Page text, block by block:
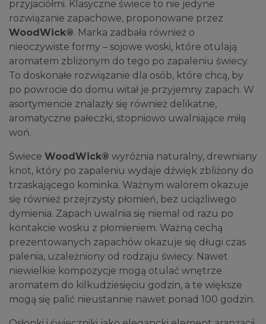
przyjaciółmi. Klasyczne świece to nie jedyne
rozwiązanie zapachowe, proponowane przez
WoodWick®. Marka zadbała również o
nieoczywiste formy – sojowe woski, które otulają
aromatem zbliżonym do tego po zapaleniu świecy.
To doskonałe rozwiązanie dla osób, które chcą, by
po powrocie do domu witał je przyjemny zapach. W
asortymencie znalazły się również delikatne,
aromatyczne pałeczki, stopniowo uwalniające miłą
woń.
Świece WoodWick® wyróżnia naturalny, drewniany
knot, który po zapaleniu wydaje dźwięk zbliżony do
trzaskającego kominka. Ważnym walorem okazuje
się również przejrzysty płomień, bez uciążliwego
dymienia. Zapach uwalnia się niemal od razu po
kontakcie wosku z płomieniem. Ważną cechą
prezentowanych zapachów okazuje się długi czas
palenia, uzależniony od rodzaju świecy. Nawet
niewielkie kompozycje mogą otulać wnętrze
aromatem do kilkudziesięciu godzin, a te większe
mogą się palić nieustannie nawet ponad 100 godzin.